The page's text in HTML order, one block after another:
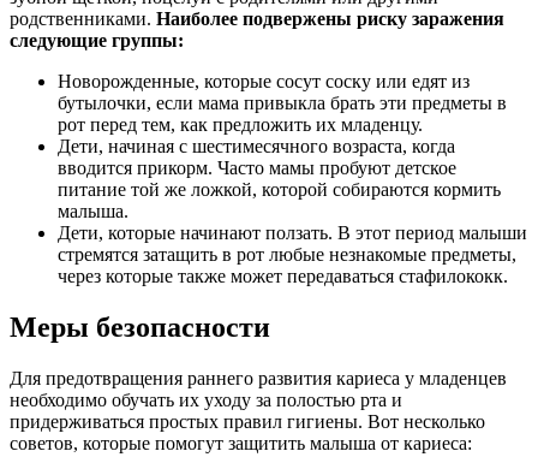
родственниками. Наиболее подвержены риску заражения
следующие группы:
Новорожденные, которые сосут соску или едят из
бутылочки, если мама привыкла брать эти предметы в
рот перед тем, как предложить их младенцу.
Дети, начиная с шестимесячного возраста, когда
вводится прикорм. Часто мамы пробуют детское
питание той же ложкой, которой собираются кормить
малыша.
Дети, которые начинают ползать. В этот период малыши
стремятся затащить в рот любые незнакомые предметы,
через которые также может передаваться стафилококк.
Меры безопасности
Для предотвращения раннего развития кариеса у младенцев
необходимо обучать их уходу за полостью рта и
придерживаться простых правил гигиены. Вот несколько
советов, которые помогут защитить малыша от кариеса: